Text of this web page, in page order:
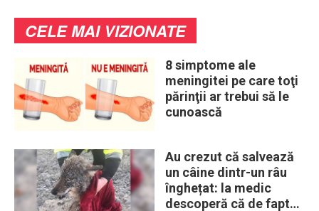
CELE MAI VIZIONATE
8 simptome ale
meningitei pe care toţi
părinţii ar trebui să le
cunoască
Au crezut că salvează
un câine dintr-un râu
înghețat: la medic
descoperă că de fapt